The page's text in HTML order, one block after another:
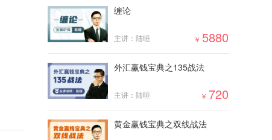
5m
02月17日0217货币
5m
缠论
主讲：陆晅 ￥ 5880
外汇赢钱宝典之135战法
主讲：陆晅 ￥ 720
黄金赢钱宝典之双线战法